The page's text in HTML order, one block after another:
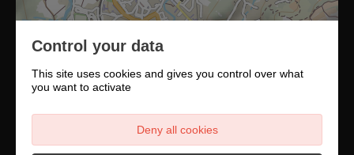
Control your data
This site uses cookies and gives you control over what
you want to activate
Deny all cookies